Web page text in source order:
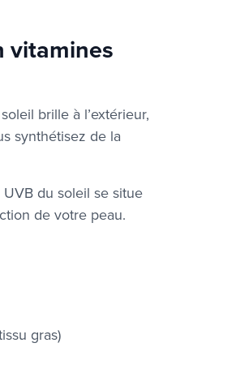
vitamines
brille à l’extérieur,
synthétisez de la
du soleil se situe
de votre peau.
gras)